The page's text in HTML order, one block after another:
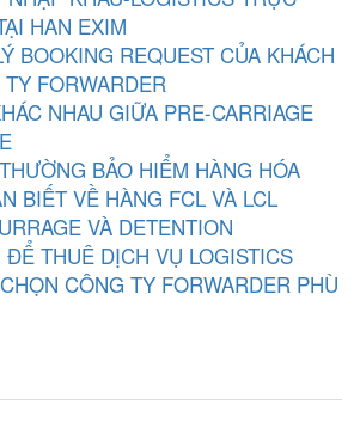
HAN EXIM
BOOKING REQUEST CỦA KHÁCH
FORWARDER
NHAU GIỮA PRE-CARRIAGE
BẢO HIỂM HÀNG HÓA
BIẾT VỀ HÀNG FCL VÀ LCL
VÀ DETENTION
ĐỂ THUÊ DỊCH VỤ LOGISTICS
CÔNG TY FORWARDER PHÙ